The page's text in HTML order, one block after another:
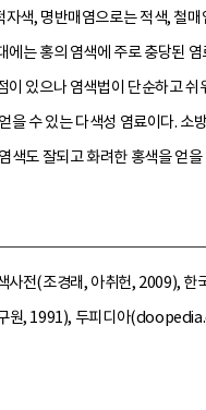
색, 명반매염으로는 적색, 철매
에는 홍의 염색에 주로 충당된 염
이 있으나 염색법이 단순하고 쉬
을 수 있는 다색성 염료이다. 소
색도 잘되고 화려한 홍색을 얻을
사전(조경래, 아취헌, 2009), 한
원, 1991), 두피디아